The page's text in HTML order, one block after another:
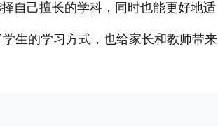
自己擅长的学科，同时也能更好地适
生的学习方式，也给家长和教师带来